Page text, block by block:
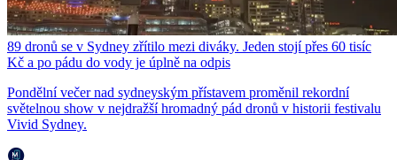
89 dronů se v Sydney zřítilo mezi diváky. Jeden stojí přes 60 tisíc
Kč a po pádu do vody je úplně na odpis
Pondělní večer nad sydneyským přístavem proměnil rekordní
světelnou show v nejdražší hromadný pád dronů v historii festivalu
Vivid Sydney.